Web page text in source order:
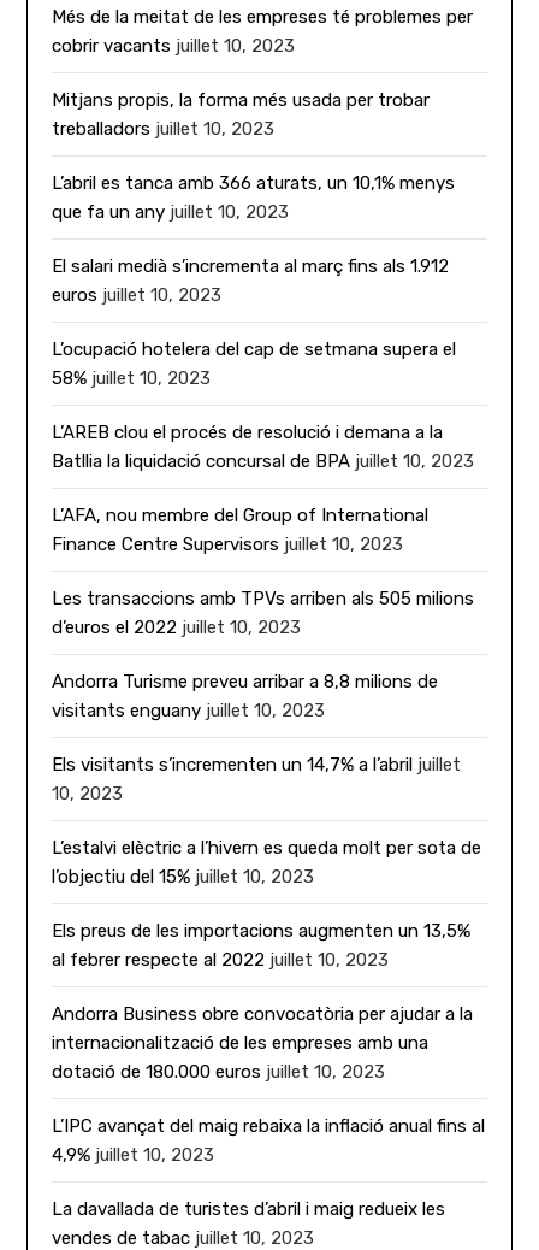
Més de la meitat de les empreses té problemes per
cobrir vacants juillet 10, 2023
Mitjans propis, la forma més usada per trobar
treballadors juillet 10, 2023
L’abril es tanca amb 366 aturats, un 10,1% menys
que fa un any juillet 10, 2023
El salari medià s’incrementa al març fins als 1.912
euros juillet 10, 2023
L’ocupació hotelera del cap de setmana supera el
58% juillet 10, 2023
L’AREB clou el procés de resolució i demana a la
Batllia la liquidació concursal de BPA juillet 10, 2023
L’AFA, nou membre del Group of International
Finance Centre Supervisors juillet 10, 2023
Les transaccions amb TPVs arriben als 505 milions
d’euros el 2022 juillet 10, 2023
Andorra Turisme preveu arribar a 8,8 milions de
visitants enguany juillet 10, 2023
Els visitants s’incrementen un 14,7% a l’abril juillet
10, 2023
L’estalvi elèctric a l’hivern es queda molt per sota de
l’objectiu del 15% juillet 10, 2023
Els preus de les importacions augmenten un 13,5%
al febrer respecte al 2022 juillet 10, 2023
Andorra Business obre convocatòria per ajudar a la
internacionalització de les empreses amb una
dotació de 180.000 euros juillet 10, 2023
L’IPC avançat del maig rebaixa la inflació anual fins al
4,9% juillet 10, 2023
La davallada de turistes d’abril i maig redueix les
vendes de tabac juillet 10, 2023